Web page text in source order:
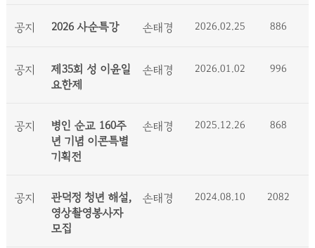
공지 2026 사순특강 손태경 2026.02.25 886
공지
제35회 성 이윤일
요한제
손태경 2026.01.02 996
공지
병인 순교 160주
년 기념 이콘특별
기획전
손태경 2025.12.26 868
공지
관덕정 청년 해설,
영상촬영봉사자
모집
손태경 2024.08.10 2082